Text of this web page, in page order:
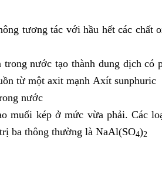
tương tác với hầu hết các chất
nước tạo thành dung dịch có
từ một axit mạnh Axít sunphuric
nước
muối kép ở mức vừa phải. Các
ba thông thường là NaAl(SO4)2